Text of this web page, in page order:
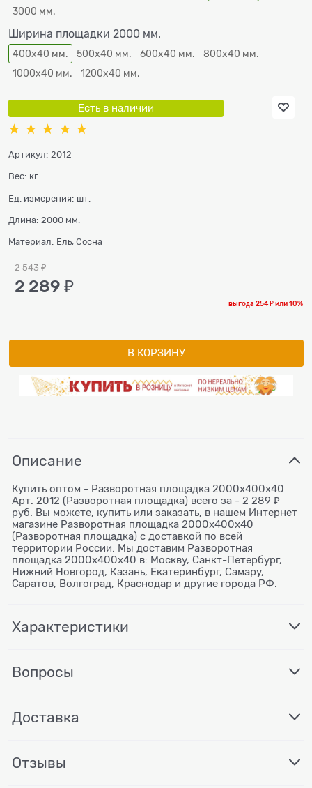
3000 мм.
Ширина площадки 2000 мм.
400х40 мм. 500х40 мм. 600х40 мм.
800х40 мм.
1000х40 мм.
1200х40 мм.
Есть в наличии
Артикул: 2012
Вес: кг.
Ед. измерения: шт.
Длина: 2000 мм.
Материал: Ель, Сосна
2 543 ₽
2 289 ₽
выгода254 ₽или10%
В КОРЗИНУ
Описание
Купить оптом - Разворотная площадка 2000х400х40
Арт. 2012 (Разворотная площадка) всего за - 2 289 ₽
руб. Вы можете, купить или заказать, в нашем Интернет
магазине Разворотная площадка 2000х400х40
(Разворотная площадка) с доставкой по всей
территории России. Мы доставим Разворотная
площадка 2000х400х40 в: Москву, Санкт-Петербург,
Нижний Новгород, Казань, Екатеринбург, Самару,
Саратов, Волгоград, Краснодар и другие города РФ.
Характеристики
Вопросы
Доставка
Отзывы